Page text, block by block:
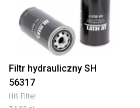
Filtr hydrauliczny SH
56317
Hifi Filter